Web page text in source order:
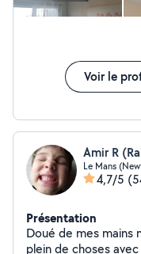
Voir le
Amir R
Le Mans
4,7/5
Présentation
Doué de mes mains
plein de choses